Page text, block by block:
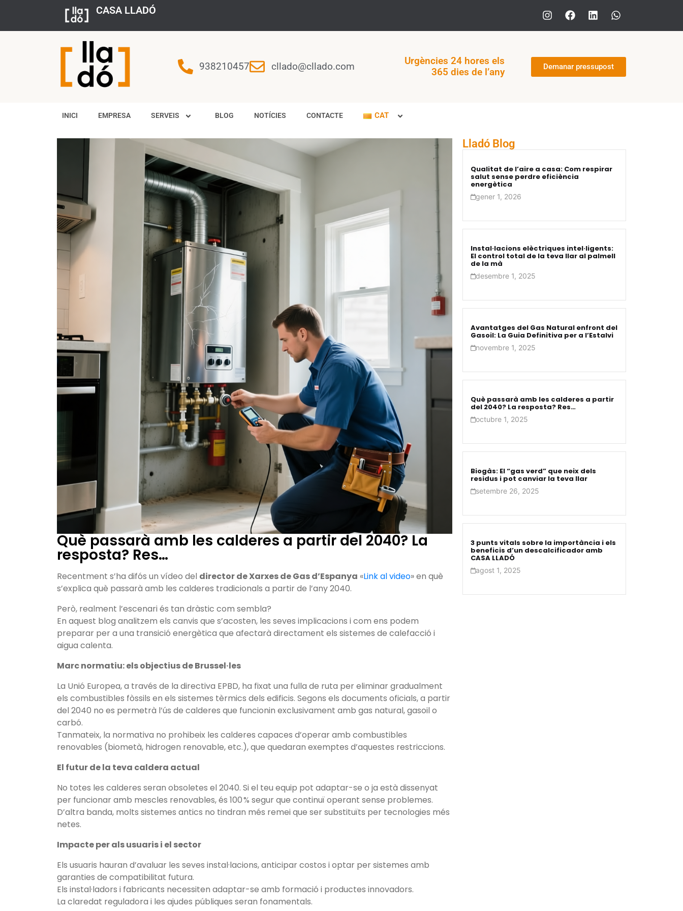
CASA LLADÓ
938210457 cllado@cllado.com
Urgències 24 hores els
365 dies de l’any
Demanar pressupost
INICI EMPRESA SERVEIS BLOG NOTÍCIES CONTACTE CAT
Què passarà amb les calderes a partir del 2040? La
resposta? Res…
Recentment s’ha difós un vídeo del director de Xarxes de Gas d’Espanya «Link al video» en què
s’explica què passarà amb les calderes tradicionals a partir de l’any 2040.
Però, realment l’escenari és tan dràstic com sembla?
En aquest blog analitzem els canvis que s’acosten, les seves implicacions i com ens podem
preparar per a una transició energètica que afectarà directament els sistemes de calefacció i
aigua calenta.
Marc normatiu: els objectius de Brussel·les
La Unió Europea, a través de la directiva EPBD, ha fixat una fulla de ruta per eliminar gradualment
els combustibles fòssils en els sistemes tèrmics dels edificis. Segons els documents oficials, a partir
del 2040 no es permetrà l’ús de calderes que funcionin exclusivament amb gas natural, gasoil o
carbó.
Tanmateix, la normativa no prohibeix les calderes capaces d’operar amb combustibles
renovables (biometà, hidrogen renovable, etc.), que quedaran exemptes d’aquestes restriccions.
El futur de la teva caldera actual
No totes les calderes seran obsoletes el 2040. Si el teu equip pot adaptar-se o ja està dissenyat
per funcionar amb mescles renovables, és 100 % segur que continuï operant sense problemes.
D’altra banda, molts sistemes antics no tindran més remei que ser substituïts per tecnologies més
netes.
Impacte per als usuaris i el sector
Els usuaris hauran d’avaluar les seves instal·lacions, anticipar costos i optar per sistemes amb
garanties de compatibilitat futura.
Els instal·ladors i fabricants necessiten adaptar-se amb formació i productes innovadors.
La claredat reguladora i les ajudes públiques seran fonamentals.
Lladó Blog
Qualitat de l’aire a casa: Com respirar
salut sense perdre eficiència
energètica
gener 1, 2026
Instal·lacions elèctriques intel·ligents:
El control total de la teva llar al palmell
de la mà
desembre 1, 2025
Avantatges del Gas Natural enfront del
Gasoil: La Guia Definitiva per a l’Estalvi
novembre 1, 2025
Què passarà amb les calderes a partir
del 2040? La resposta? Res…
octubre 1, 2025
Biogàs: El “gas verd” que neix dels
residus i pot canviar la teva llar
setembre 26, 2025
3 punts vitals sobre la importància i els
beneficis d’un descalcificador amb
CASA LLADÓ
agost 1, 2025